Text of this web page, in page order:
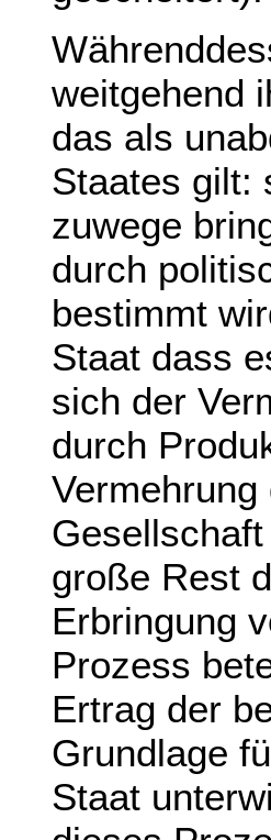
weitgehend
das als
Staates gilt:
zuwege
durch
bestimmt
Staat dass
sich der
durch
große Rest
Erbringung
Prozess
Ertrag der
Grundlage
Staat